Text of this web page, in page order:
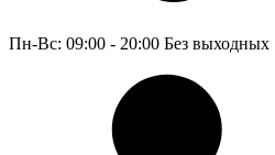
Пн-Вс: 09:00 - 20:00 Без выходных